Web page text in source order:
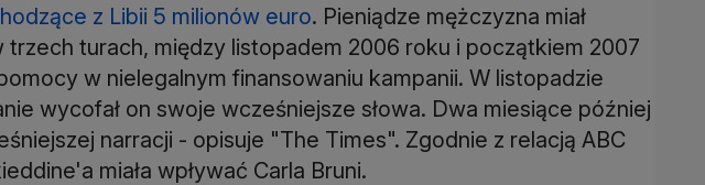
z Libii 5 milionów euro. Pieniądze mężczyzna miał
turach, między listopadem 2006 roku i początkiem 2007
w nielegalnym finansowaniu kampanii. W listopadzie
wycofał on swoje wcześniejsze słowa. Dwa miesiące później
narracji - opisuje "The Times". Zgodnie z relacją ABC
miała wpływać Carla Bruni.